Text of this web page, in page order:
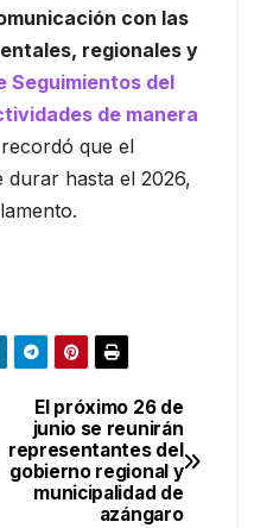
con las
regionales y
Seguimientos del
de manera
que el
durar hasta el 2026,
El próximo 26 de
junio se reunirán
representantes del
gobierno regional y
municipalidad de
azángaro